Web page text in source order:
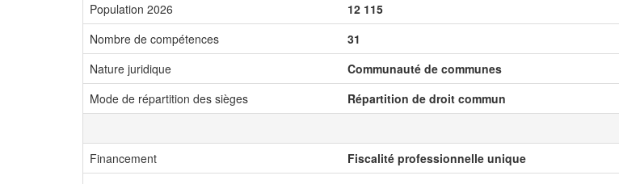
Population 2026
12 115
Nombre de compétences
31
Nature juridique
Communauté de communes
Mode de répartition des sièges
Répartition de droit commun
Financement
Fiscalité professionnelle unique